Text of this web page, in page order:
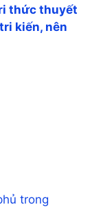
thức thuyết
kiến, nên
trong